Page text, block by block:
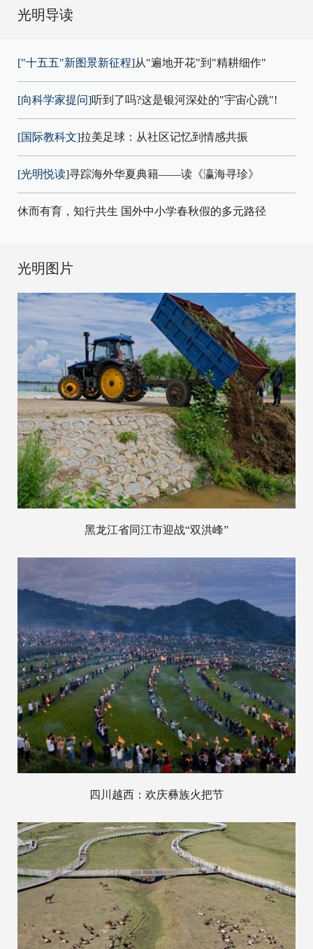
光明导读
["十五五"新图景新征程]从"遍地开花"到"精耕细作"
[向科学家提问]听到了吗?这是银河深处的"宇宙心跳"!
[国际教科文]拉美足球：从社区记忆到情感共振
[光明悦读]寻踪海外华夏典籍——读《瀛海寻珍》
休而有育，知行共生 国外中小学春秋假的多元路径
光明图片
黑龙江省同江市迎战“双洪峰”
四川越西：欢庆彝族火把节